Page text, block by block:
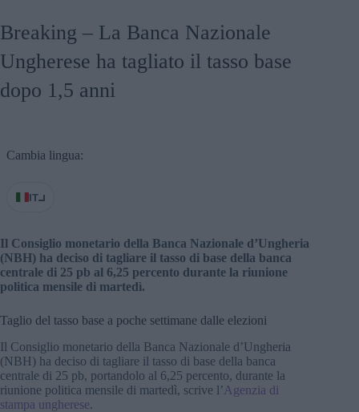
Breaking – La Banca Nazionale
Ungherese ha tagliato il tasso base
dopo 1,5 anni
Cambia lingua:
IT
Il Consiglio monetario della Banca Nazionale d’Ungheria
(NBH) ha deciso di tagliare il tasso di base della banca
centrale di 25 pb al 6,25 percento durante la riunione
politica mensile di martedì.
Taglio del tasso base a poche settimane dalle elezioni
Il Consiglio monetario della Banca Nazionale d’Ungheria
(NBH) ha deciso di tagliare il tasso di base della banca
centrale di 25 pb, portandolo al 6,25 percento, durante la
riunione politica mensile di martedì, scrive l’Agenzia di
stampa ungherese.